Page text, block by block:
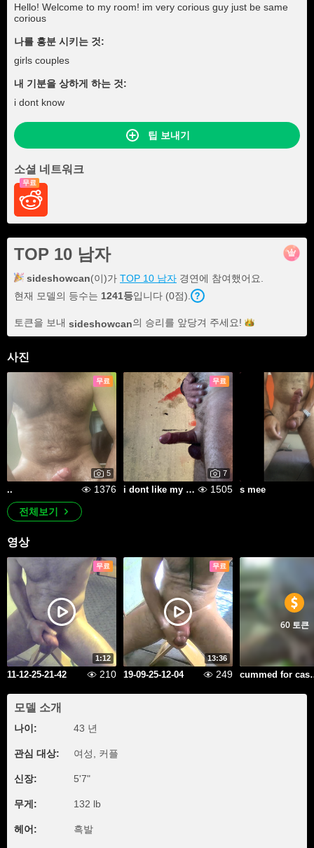
Hello! Welcome to my room! im very corious guy just be same
corious
나를 흥분 시키는 것:
girls couples
내 기분을 상하게 하는 것:
i dont know
팁 보내기
소셜 네트워크
무료
TOP 10 남자
sideshowcan(이)가 TOP 10 남자 경연에 참여했어요.
현재 모델의 등수는 1241등입니다 (0점).
토큰을 보내 sideshowcan의 승리를 앞당겨 주세요!
사진
무료
5
.. 1376
무료
7
i dont like my face 1505 s mee
전체보기
영상
무료
1:12
11-12-25-21-42 210
무료
13:36
19-09-25-12-04 249
60 토큰
모델 소개
나이: 43 년
관심 대상: 여성, 커플
신장: 5'7"
무게: 132 lb
헤어: 흑발